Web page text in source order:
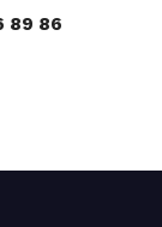
89 86